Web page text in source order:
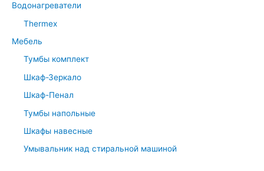
Водонагреватели
Thermex
Мебель
Тумбы комплект
Шкаф-Зеркало
Шкаф-Пенал
Тумбы напольные
Шкафы навесные
Умывальник над стиральной машиной